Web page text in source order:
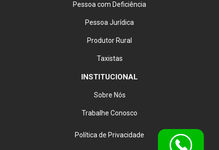
Pessoa com Deficiência
Pessoa Jurídica
Produtor Rural
Taxistas
INSTITUCIONAL
Sobre Nós
Trabalhe Conosco
Política de Privacidade